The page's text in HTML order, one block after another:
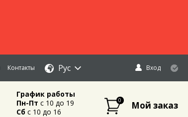
Контакты Рус Вход
График работы
Пн-Пт c 10 до 19
Сбc 10 до 16
0 Мой заказ